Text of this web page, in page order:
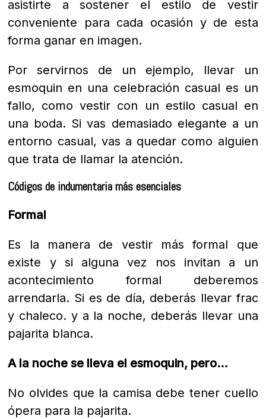
asistirte a sostener el estilo de vestir
conveniente para cada ocasión y de esta
forma ganar en imagen.
Por servirnos de un ejemplo, llevar un
esmoquin en una celebración casual es un
fallo, como vestir con un estilo casual en
una boda. Si vas demasiado elegante a un
entorno casual, vas a quedar como alguien
que trata de llamar la atención.
Códigos de indumentaria más esenciales
Formal
Es la manera de vestir más formal que
existe y si alguna vez nos invitan a un
acontecimiento formal deberemos
arrendarla. Si es de día, deberás llevar frac
y chaleco. y a la noche, deberás llevar una
pajarita blanca.
A la noche se lleva el esmoquin, pero…
No olvides que la camisa debe tener cuello
ópera para la pajarita.